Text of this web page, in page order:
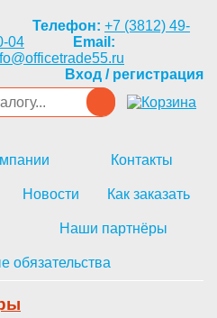
Телефон: +7 (3812) 49-
04
Email:
Вход / регистрация
Контакты
Новости Как заказать
Наши партнёры
обязательства